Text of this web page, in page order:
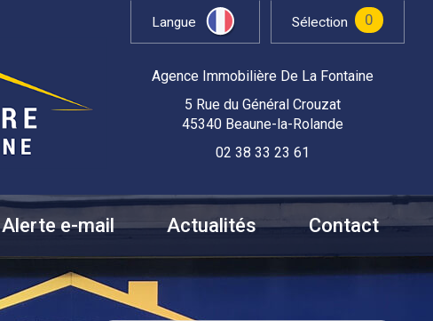
Langue Sélection 0
Agence Immobilière De La Fontaine
5 Rue du Général Crouzat
45340 Beaune-la-Rolande
02 38 33 23 61
Alerte e-mail Actualités Contact